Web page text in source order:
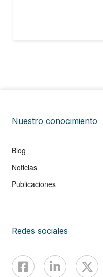
Nuestro conocimiento
Blog
Noticias
Publicaciones
Redes sociales